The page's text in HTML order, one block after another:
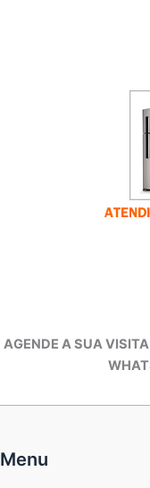
AGENDE A SUA
Menu